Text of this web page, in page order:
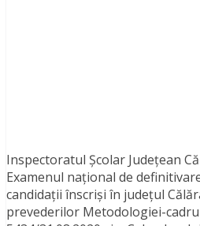
Inspectoratul Şcolar Judeţean
Examenul naţional de
candidaţii înscrişi în judeţul
prevederilor Metodologiei-